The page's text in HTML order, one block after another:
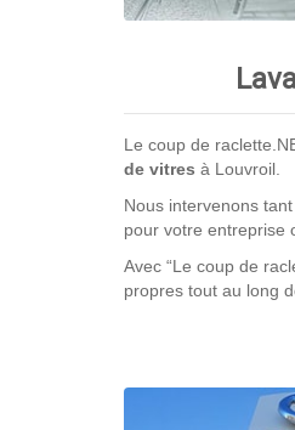
Le coup de
de vitres à Louvroil.
Nous intervenons
pour votre entreprise
Avec “Le coup de
propres tout au long